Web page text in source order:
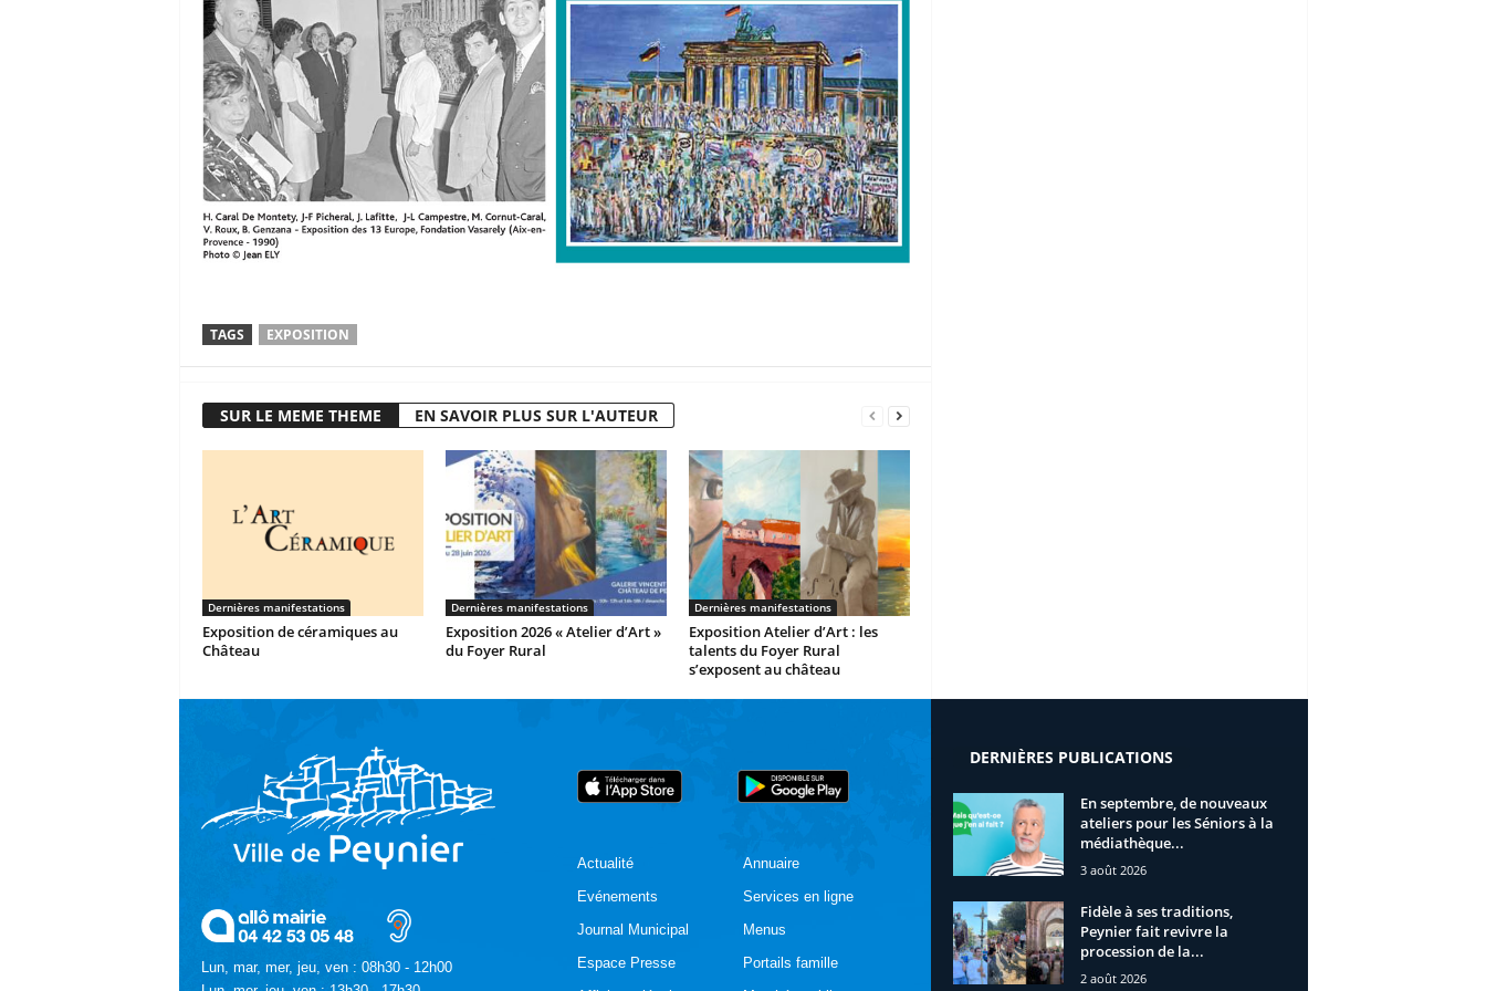
TAGS EXPOSITION
SUR LE MEME THEME EN SAVOIR PLUS SUR L'AUTEUR
Dernières manifestations
Exposition de céramiques au
Château
Dernières manifestations
Exposition 2026 « Atelier d’Art »
du Foyer Rural
Dernières manifestations
Exposition Atelier d’Art : les
talents du Foyer Rural
s’exposent au château
Lun, mar, mer, jeu, ven : 08h30 - 12h00
Actualité
Evénements
Journal Municipal
Espace Presse
Annuaire
Services en ligne
Menus
Portails famille
DERNIÈRES PUBLICATIONS
En septembre, de nouveaux
ateliers pour les Séniors à la
médiathèque...
3 août 2026
Fidèle à ses traditions,
Peynier fait revivre la
procession de la...
2 août 2026